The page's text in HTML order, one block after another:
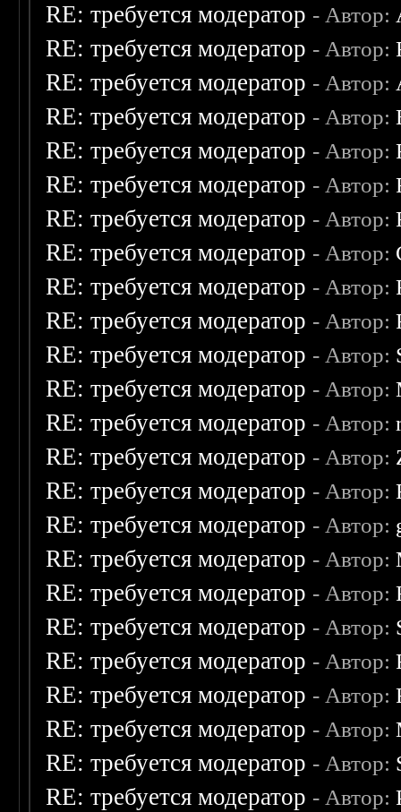
RE: требуется модератор - Автор:
RE: требуется модератор - Автор:
RE: требуется модератор - Автор:
RE: требуется модератор - Автор:
RE: требуется модератор - Автор:
RE: требуется модератор - Автор:
RE: требуется модератор - Автор:
RE: требуется модератор - Автор:
RE: требуется модератор - Автор:
RE: требуется модератор - Автор:
RE: требуется модератор - Автор:
RE: требуется модератор - Автор:
RE: требуется модератор - Автор:
RE: требуется модератор - Автор:
RE: требуется модератор - Автор:
RE: требуется модератор - Автор:
RE: требуется модератор - Автор:
RE: требуется модератор - Автор:
RE: требуется модератор - Автор:
RE: требуется модератор - Автор:
RE: требуется модератор - Автор:
RE: требуется модератор - Автор:
RE: требуется модератор - Автор:
RE: требуется модератор - Автор: